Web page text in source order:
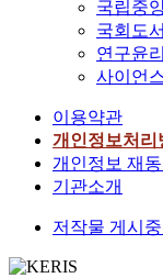
국립중
국회도
연구윤
사이언
이용약관
개인정보처리
개인정보 재동
기관소개
저작물 게시